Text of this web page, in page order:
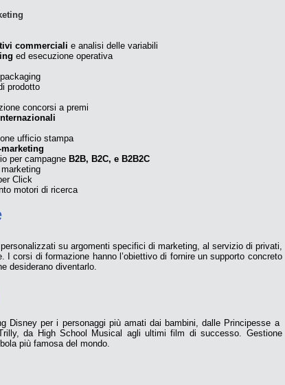
commerciali e analisi delle variabili
ed esecuzione operativa
prodotto
concorsi a premi
ufficio stampa
per campagne B2B, B2C, e B2B2C
Click
motori di ricerca
su argomenti specifici di marketing, al servizio di privati,
I corsi di formazione hanno l’obiettivo di fornire un supporto concreto
desiderano diventarlo.
Disney per i personaggi più amati dai bambini, dalle Principesse a
da High School Musical agli ultimi film di successo. Gestione
più famosa del mondo.